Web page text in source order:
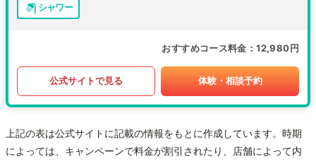
シャワー
おすすめコース料金 12,980円
公式サイトで見る 体験・相談予約
上記の表は公式サイトに記載の情報をもとに作成しています。時期
によっては、キャンペーンで料金が割引されたり、店舗によって内